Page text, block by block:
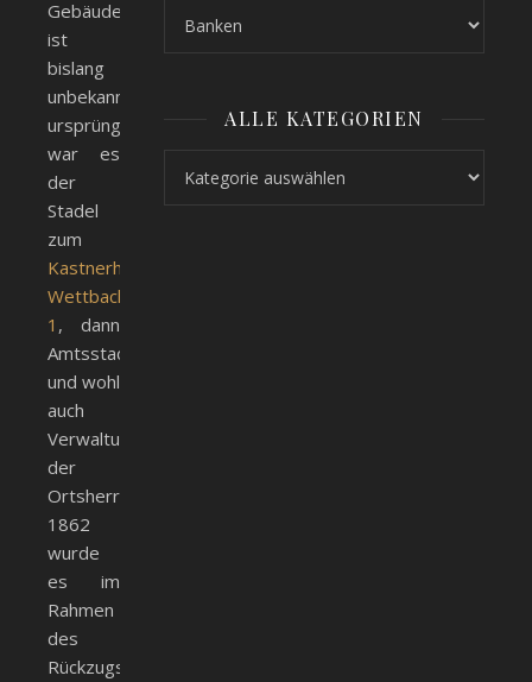
Gebäudes
ist
bislang
unbekannt;
ursprünglich
war es
der
Stadel
zum
Kastnerhaus
Wettbach
1 , dann
Amtsstadel
und wohl
auch
Verwaltungssitz
der
Ortsherrschaft.
1862
wurde
es im
Rahmen
des
Rückzugs
ALLE KATEGORIEN